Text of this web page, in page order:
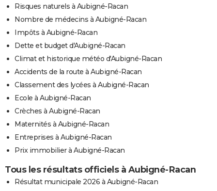
Risques naturels à Aubigné-Racan
Nombre de médecins à Aubigné-Racan
Impôts à Aubigné-Racan
Dette et budget d'Aubigné-Racan
Climat et historique météo d'Aubigné-Racan
Accidents de la route à Aubigné-Racan
Classement des lycées à Aubigné-Racan
Ecole à Aubigné-Racan
Crèches à Aubigné-Racan
Maternités à Aubigné-Racan
Entreprises à Aubigné-Racan
Prix immobilier à Aubigné-Racan
Tous les résultats officiels à Aubigné-Racan
Résultat municipale 2026 à Aubigné-Racan